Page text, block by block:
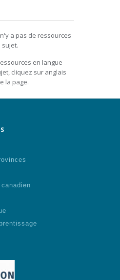
a pas de ressources
sujet.
en langue
cliquez sur anglais
la page.